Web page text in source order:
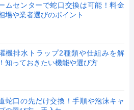
ムセンターで蛇口交換は可能！料金
場や業者選びのポイント
機排水トラップ2種類や仕組みを解
知っておきたい機能や選び方
蛇口の先だけ交換！手順や泡沫キャ